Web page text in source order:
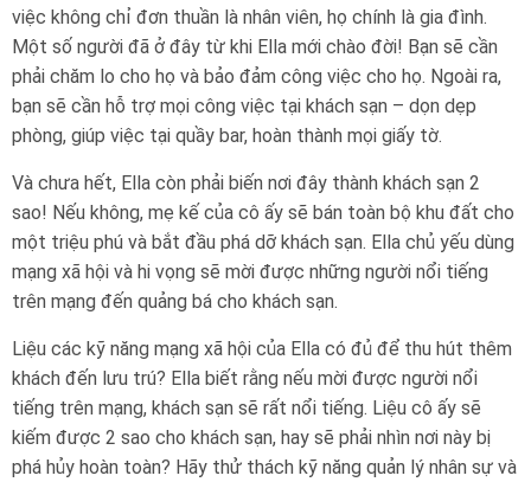
việc không chỉ đơn thuần là nhân viên, họ chính là gia đình.
Một số người đã ở đây từ khi Ella mới chào đời! Bạn sẽ cần
phải chăm lo cho họ và bảo đảm công việc cho họ. Ngoài ra,
bạn sẽ cần hỗ trợ mọi công việc tại khách sạn – dọn dẹp
phòng, giúp việc tại quầy bar, hoàn thành mọi giấy tờ.
Và chưa hết, Ella còn phải biến nơi đây thành khách sạn 2
sao! Nếu không, mẹ kế của cô ấy sẽ bán toàn bộ khu đất cho
một triệu phú và bắt đầu phá dỡ khách sạn. Ella chủ yếu dùng
mạng xã hội và hi vọng sẽ mời được những người nổi tiếng
trên mạng đến quảng bá cho khách sạn.
Liệu các kỹ năng mạng xã hội của Ella có đủ để thu hút thêm
khách đến lưu trú? Ella biết rằng nếu mời được người nổi
tiếng trên mạng, khách sạn sẽ rất nổi tiếng. Liệu cô ấy sẽ
kiếm được 2 sao cho khách sạn, hay sẽ phải nhìn nơi này bị
phá hủy hoàn toàn? Hãy thử thách kỹ năng quản lý nhân sự và